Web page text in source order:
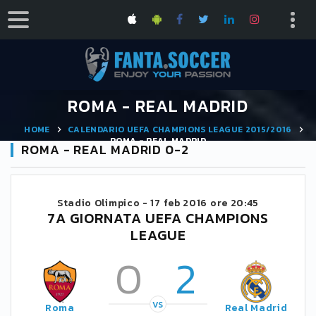
ROMA - REAL MADRID
HOME
CALENDARIO UEFA CHAMPIONS LEAGUE 2015/2016
ROMA - REAL MADRID
ROMA - REAL MADRID 0-2
Stadio Olimpico -17 feb 2016 ore 20:45
7A GIORNATA UEFA CHAMPIONS
LEAGUE
Roma 0 2
VS Real Madrid